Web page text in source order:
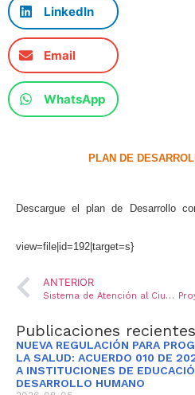
LinkedIn
Email
WhatsApp
PLAN DE
Descargue el plan de Desarrollo
view=file|id=192|target=s}
ANTERIOR
Sistema de Atención al Ciudadano
Publicaciones recientes
NUEVA REGULACIÓN PARA
LA SALUD: ACUERDO 010 DE
A INSTITUCIONES DE
DESARROLLO HUMANO